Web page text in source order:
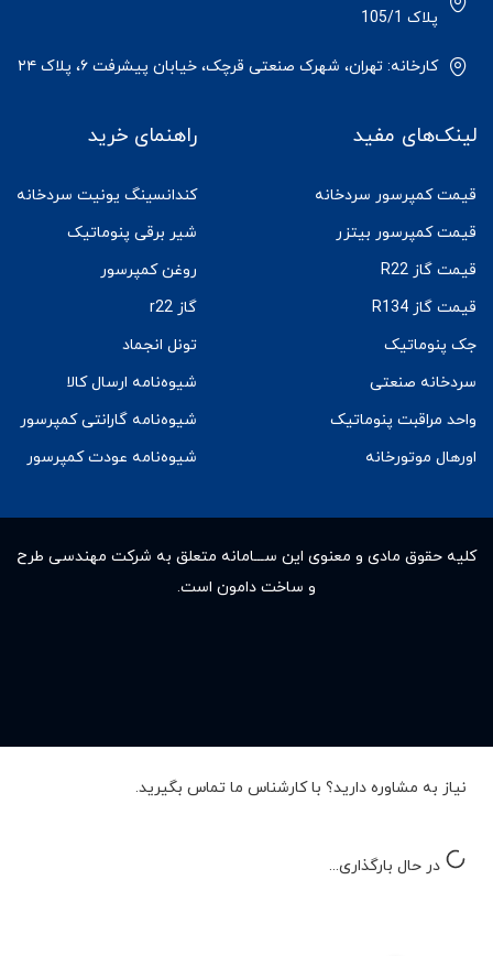
پلاک 105/1
کارخانه: تهران، شهرک صنعتی قرچک، خیابان پیشرفت ۶، پلاک ۲۴
لینک‌های مفید
قیمت کمپرسور سردخانه
قیمت کمپرسور بیتزر
قیمت گاز R22
قیمت گاز R134
جک پنوماتیک
سردخانه صنعتی
واحد مراقبت پنوماتیک
اورهال موتورخانه
راهنمای خرید
کندانسینگ یونیت سردخانه
شیر برقی پنوماتیک
روغن کمپرسور
گاز r22
تونل انجماد
شیوه‌نامه ارسال کالا
شیوه‌نامه گارانتی کمپرسور
شیوه‌نامه عودت کمپرسور
کلیه حقوق مادى و معنوى این ســـامانه متعلق به شرکت مهندسی طرح
و ساخت دامون است.
نیاز به مشاوره دارید؟ با کارشناس ما تماس بگیرید.
در حال بارگذاری...